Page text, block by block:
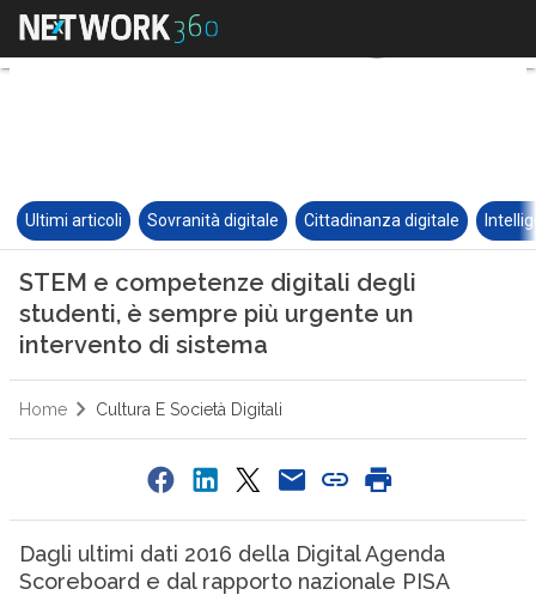
Ultimi articoli Sovranità digitale Cittadinanza digitale
STEM e competenze digitali degli
studenti, è sempre più urgente un
intervento di sistema
Home Cultura E Società Digitali
Dagli ultimi dati 2016 della Digital Agenda
Scoreboard e dal rapporto nazionale PISA